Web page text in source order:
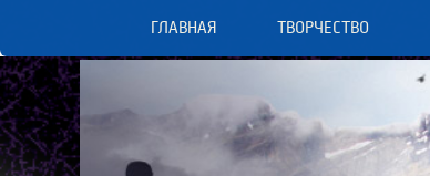
ГЛАВНАЯ ТВОРЧЕСТВО